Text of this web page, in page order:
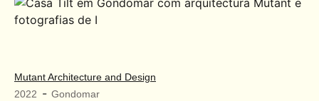
Mutant Architecture and Design
2022 - Gondomar